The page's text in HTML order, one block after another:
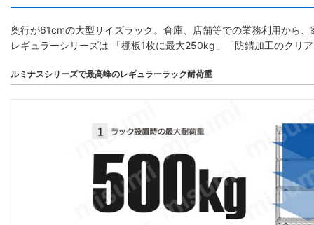
奥行が61cmの大型サイズラック。倉庫、店舗等での業務利用から
レギュラーシリーズは 「棚板1枚に最大250kg」「防錆加工のクリ
ルミナスシリーズで最高峰のレギュラーラック耐荷重